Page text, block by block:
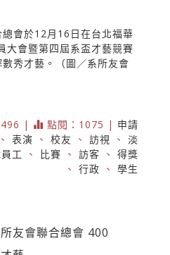
會於12月16日在台北福華
大會暨第四屆系盃才藝競賽
秀才藝。（圖／系所友會
| 點閱：1075 | 申請
、 表演 、 校友 、 訪視 、 淡
工 、 比賽 、 訪客 、 得獎
、 行政 、 學生
友會聯合總會 400